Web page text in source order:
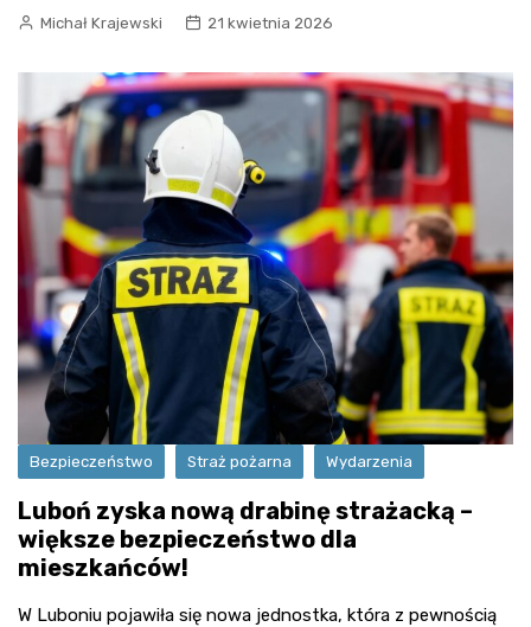
Michał Krajewski 21 kwietnia 2026
Bezpieczeństwo Straż pożarna Wydarzenia
Luboń zyska nową drabinę strażacką –
większe bezpieczeństwo dla
mieszkańców!
W Luboniu pojawiła się nowa jednostka, która z pewnością